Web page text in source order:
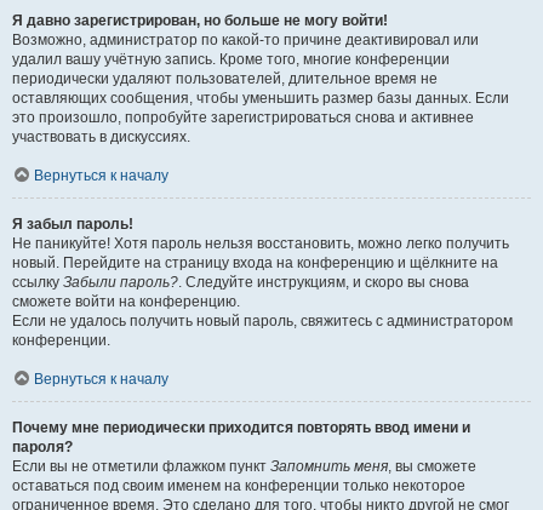
Я давно зарегистрирован, но больше не могу войти!
Возможно, администратор по какой-то причине деактивировал или
удалил вашу учётную запись. Кроме того, многие конференции
периодически удаляют пользователей, длительное время не
оставляющих сообщения, чтобы уменьшить размер базы данных. Если
это произошло, попробуйте зарегистрироваться снова и активнее
участвовать в дискуссиях.
Вернуться к началу
Я забыл пароль!
Не паникуйте! Хотя пароль нельзя восстановить, можно легко получить
новый. Перейдите на страницу входа на конференцию и щёлкните на
ссылку Забыли пароль?. Следуйте инструкциям, и скоро вы снова
сможете войти на конференцию.
Если не удалось получить новый пароль, свяжитесь с администратором
конференции.
Вернуться к началу
Почему мне периодически приходится повторять ввод имени и
пароля?
Если вы не отметили флажком пункт Запомнить меня, вы сможете
оставаться под своим именем на конференции только некоторое
ограниченное время. Это сделано для того, чтобы никто другой не смог